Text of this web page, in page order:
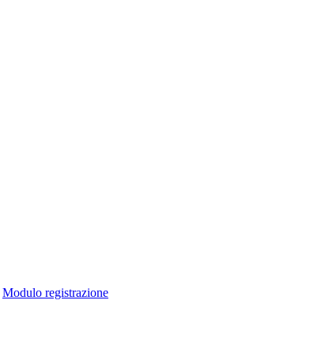
Modulo registrazione